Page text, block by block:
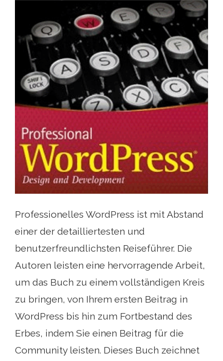
Professionelles WordPress ist mit Abstand
einer der detailliertesten und
benutzerfreundlichsten Reiseführer. Die
Autoren leisten eine hervorragende Arbeit,
um das Buch zu einem vollständigen Kreis
zu bringen, von Ihrem ersten Beitrag in
WordPress bis hin zum Fortbestand des
Erbes, indem Sie einen Beitrag für die
Community leisten. Dieses Buch zeichnet